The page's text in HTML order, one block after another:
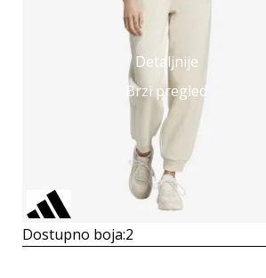
Detaljnije
Brzi pregled
Dostupno boja:2